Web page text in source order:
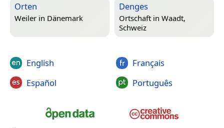
Orten
Weiler in Dänemark
Denges
Ortschaft in Waadt,
Schweiz
English
Español
Français
Português